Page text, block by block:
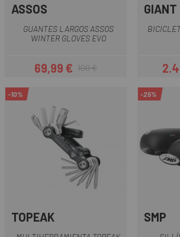
ASSOS
GUANTES LARGOS ASSOS
WINTER GLOVES EVO
Precio
69,99 €Precio regular
100 €
GIANT
-10%
TOPEAK
-25%
SMP